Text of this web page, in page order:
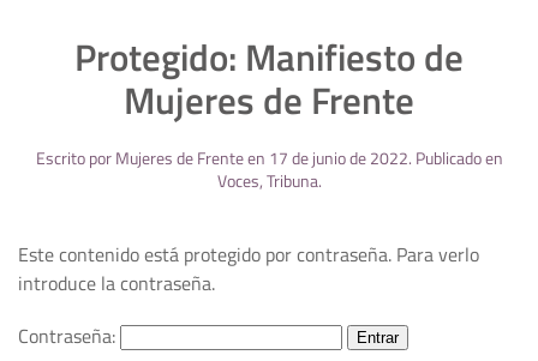
Protegido: Manifiesto de
Mujeres de Frente
Escrito porMujeres de Frenteen 17 de junio de 2022. Publicado en
Voces,Tribuna.
Este contenido está protegido por contraseña. Para verlo
introduce la contraseña.
Contraseña: